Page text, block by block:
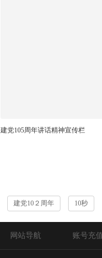
建党105周年讲话精神宣传栏
建党10２周年 10秒
网站导航 账号充